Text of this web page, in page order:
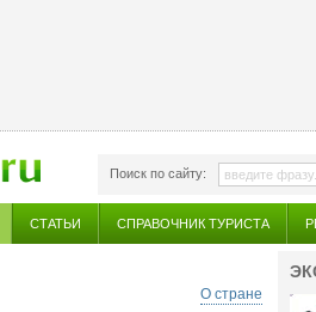
Поиск по сайту:
СТАТЬИ СПРАВОЧНИК ТУРИСТА
О стране